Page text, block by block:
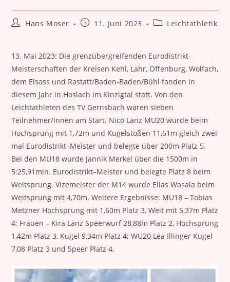
Beitrags-
Hans Moser
Beitrag11. Juni 2023
Beitrags-
Leichtathletik
13. Mai 2023: Die grenzübergreifenden Eurodistrikt-
Meisterschaften der Kreisen Kehl, Lahr, Offenburg, Wolfach,
dem Elsass und Rastatt/Baden-Baden/Bühl fanden in
diesem Jahr in Haslach im Kinzigtal statt. Von den
Leichtathleten des TV Gernsbach waren sieben
Teilnehmer/innen am Start. Nico Lanz MU20 wurde beim
Hochsprung mit 1,72m und Kugelstoßen 11,61m gleich zwei
mal Eurodistrikt–Meister und belegte über 200m Platz 5.
Bei den MU18 wurde Jannik Merkel über die 1500m in
5:25,91min. Eurodistrikt–Meister und belegte Platz 8 beim
Weitsprung. Vizemeister der M14 wurde Elias Wasala beim
Weitsprung mit 4,70m. Weitere Ergebnisse: MU18 – Tobias
Metzner Hochsprung mit 1,60m Platz 3, Weit mit 5,37m Platz
4; Frauen – Kira Lanz Speerwurf 28,88m Platz 2, Hochsprung
1,42m Platz 3, Kugel 9,34m Platz 4; WU20 Lea Illinger Kugel
7,08 Platz 3 und Speer Platz 4.